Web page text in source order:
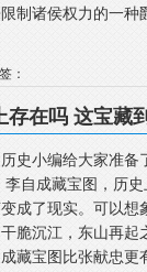
限制诸侯权力的一
：
存在吗 这宝藏
小编给大家准备
成藏宝图，历
成了现实。可以
干脆沉江，东山再
藏宝图比张献忠